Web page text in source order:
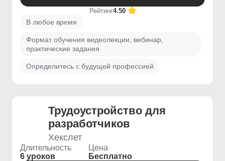
Рейтинг4.50
В любое время
Формат обучения видеолекции, вебинар,
практические задания
Определитесь с будущей профессией
Трудоустройство для
разработчиков
Хекслет
Длительность
6 уроков
Цена
Бесплатно